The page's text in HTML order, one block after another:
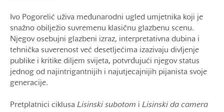
Ivo Pogorelić uživa međunarodni ugled umjetnika koji je
snažno obilježio suvremenu klasičnu glazbenu scenu.
Njegov osebujni glazbeni izraz, interpretativna dubina i
tehnička suverenost već desetljećima izazivaju divljenje
publike i kritike diljem svijeta, potvrđujući njegov status
jednog od najintrigantnijih i najutjecajnijih pijanista svoje
generacije.
Pretplatnici ciklusa Lisinski subotom i Lisinski da camera